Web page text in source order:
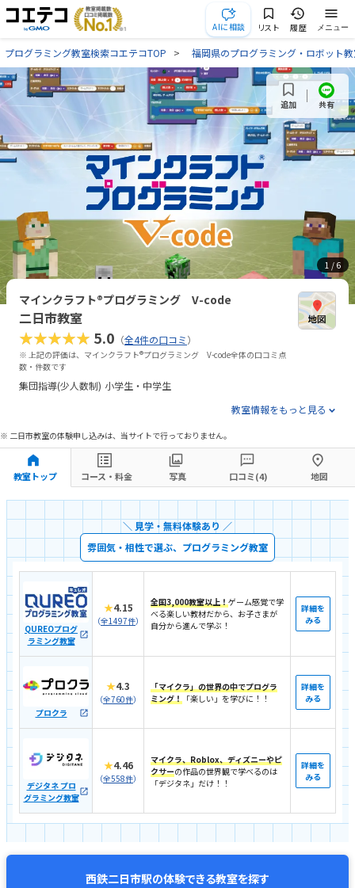
AIに相談 リスト 履歴 メニュー
プログラミング教室検索コエテコTOP 福岡県のプログラミング・ロボット
1 / 6
追加 共有
マインクラフト®プログラミング V-code
二日市教室
★★★★★ 5.0 （全4件の口コミ）
※ 上記の評価は、マインクラフト®プログラミング V-code全体の口コミ点
数・件数です
集団指導(少人数制) 小学生・中学生
教室情報をもっと見る
※ 二日市教室の体験申し込みは、当サイトで行っておりません。
教室トップ コース・料金 写真 口コミ(4) 地図
＼ 見学・無料体験あり ／
雰囲気・相性で選ぶ、プログラミング教室
QUREOプログ
ラミング教室
★4.15
（全1497件）
全国3,000教室以上！ゲーム感覚で学
べる楽しい教材だから、お子さまが
自分から進んで学ぶ！
詳細を
みる
プロクラ
★4.3
（全760件）
「マイクラ」の世界の中でプログラ
ミング！
「楽しい」を学びに！！
詳細を
みる
デジタネ プロ
グラミング教室
★4.46
（全558件）
マイクラ、Roblox、ディズニーやピ
クサーの作品の世界観で学べるのは
「デジタネ」だけ！！
詳細を
みる
西鉄二日市駅の体験できる教室を探す